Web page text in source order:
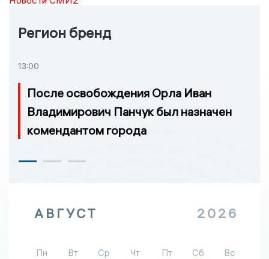
Регион бренд
13:00
После освобождения Орла Иван
Владимирович Панчук был назначен
комендантом города
АВГУСТ 2026
Пн Вт Ср Чт Пт Сб
Вс